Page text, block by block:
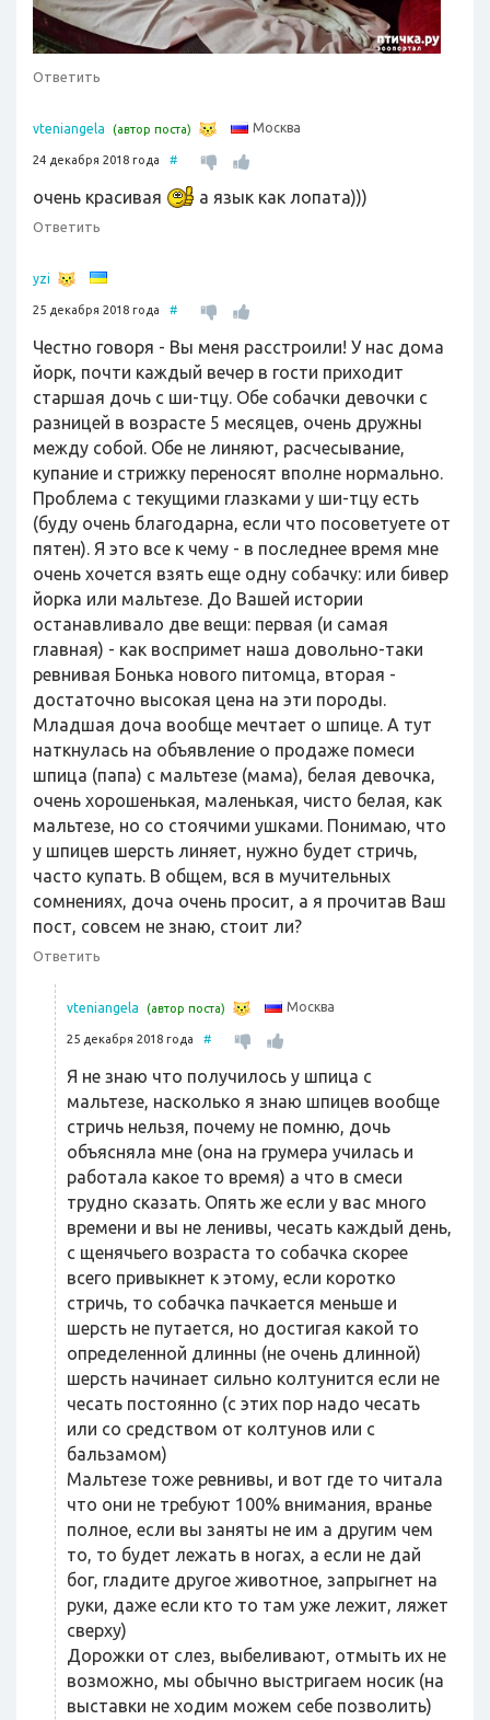
Ответить
vteniangela (автор поста) Москва
24 декабря 2018 года #
очень красивая а язык как лопата)))
Ответить
yzi
25 декабря 2018 года #
Честно говоря - Вы меня расстроили! У нас дома
йорк, почти каждый вечер в гости приходит
старшая дочь с ши-тцу. Обе собачки девочки с
разницей в возрасте 5 месяцев, очень дружны
между собой. Обе не линяют, расчесывание,
купание и стрижку переносят вполне нормально.
Проблема с текущими глазками у ши-тцу есть
(буду очень благодарна, если что посоветуете от
пятен). Я это все к чему - в последнее время мне
очень хочется взять еще одну собачку: или бивер
йорка или мальтезе. До Вашей истории
останавливало две вещи: первая (и самая
главная) - как воспримет наша довольно-таки
ревнивая Бонька нового питомца, вторая -
достаточно высокая цена на эти породы.
Младшая доча вообще мечтает о шпице. А тут
наткнулась на объявление о продаже помеси
шпица (папа) с мальтезе (мама), белая девочка,
очень хорошенькая, маленькая, чисто белая, как
мальтезе, но со стоячими ушками. Понимаю, что
у шпицев шерсть линяет, нужно будет стричь,
часто купать. В общем, вся в мучительных
сомнениях, доча очень просит, а я прочитав Ваш
пост, совсем не знаю, стоит ли?
Ответить
vteniangela (автор поста) Москва
25 декабря 2018 года #
Я не знаю что получилось у шпица с
мальтезе, насколько я знаю шпицев вообще
стричь нельзя, почему не помню, дочь
объясняла мне (она на грумера училась и
работала какое то время) а что в смеси
трудно сказать. Опять же если у вас много
времени и вы не ленивы, чесать каждый день,
с щенячьего возраста то собачка скорее
всего привыкнет к этому, если коротко
стричь, то собачка пачкается меньше и
шерсть не путается, но достигая какой то
определенной длинны (не очень длинной)
шерсть начинает сильно колтунится если не
чесать постоянно (с этих пор надо чесать
или со средством от колтунов или с
бальзамом)
Мальтезе тоже ревнивы, и вот где то читала
что они не требуют 100% внимания, вранье
полное, если вы заняты не им а другим чем
то, то будет лежать в ногах, а если не дай
бог, гладите другое животное, запрыгнет на
руки, даже если кто то там уже лежит, ляжет
сверху)
Дорожки от слез, выбеливают, отмыть их не
возможно, мы обычно выстригаем носик (на
выставки не ходим можем себе позволить)